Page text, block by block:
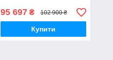
95 697₴ 102 900 ₴
Купити